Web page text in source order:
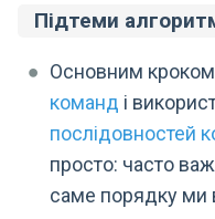
Підтеми
Основним
команд і
послідовностей
просто: часто
саме порядку ми